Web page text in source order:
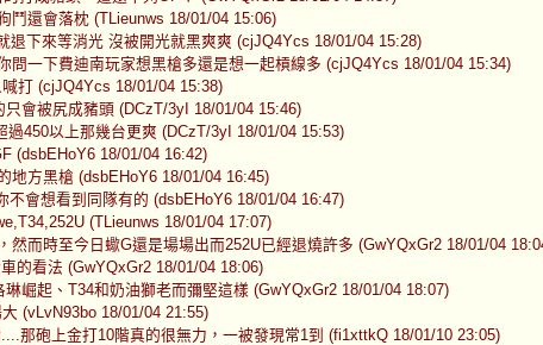
鬥還會落枕 (TLieunws 18/01/04 15:06)
下來等消光 沒被開光就黑爽爽 (cjJQ4Ycs 18/01/04 15:28)
一下費迪南玩家想黑槍多還是想一起槓線多 (cjJQ4Ycs 18/01/04 15:34)
打 (cjJQ4Ycs 18/01/04 15:38)
會被尻成豬頭 (DCzT/3yI 18/01/04 15:46)
450以上那幾台更爽 (DCzT/3yI 18/01/04 15:53)
(dsbEHoY6 18/01/04 16:42)
地方黑槍 (dsbEHoY6 18/01/04 16:45)
會想看到同隊有的 (dsbEHoY6 18/01/04 16:47)
(TLieunws 18/01/04 17:07)
而時至今日蠍G還是場場出而252U已經退燒許多 (GwYQxGr2 18/01/04
的看法 (GwYQxGr2 18/01/04 18:06)
崛起、T34和奶油獅老而彌堅這樣 (GwYQxGr2 18/01/04 18:07)
(vLvN93bo 18/01/04 21:55)
那砲上金打10階真的很無力，一被發現常1到 (fi1xttkQ 18/01/10 23:05)